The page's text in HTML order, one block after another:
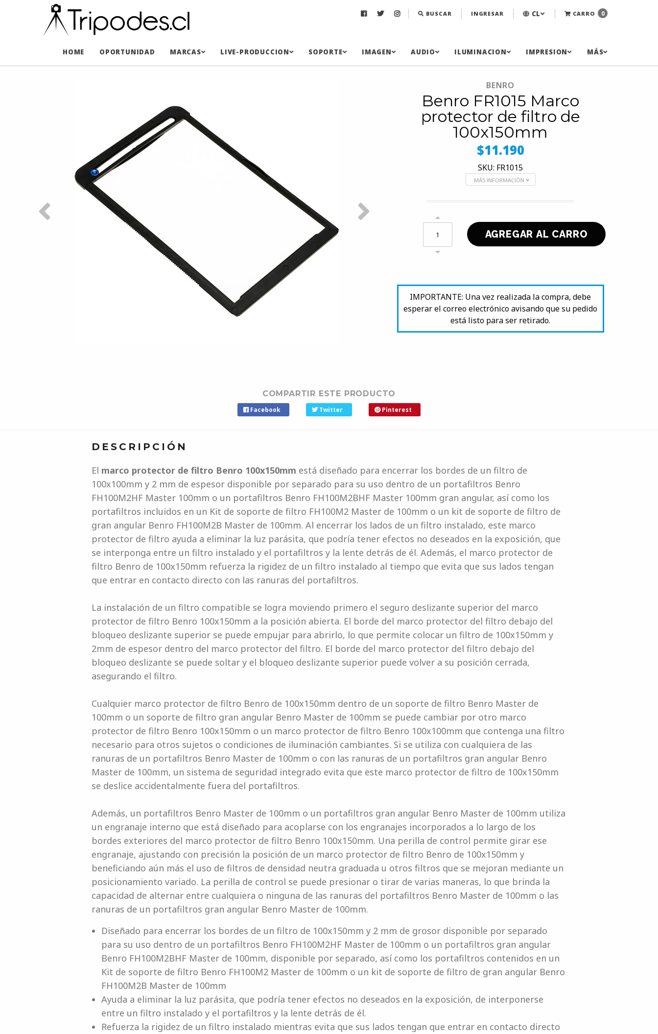
BUSCAR INGRESAR CL CARRO 0
HOME OPORTUNIDAD MARCAS LIVE-PRODUCCION SOPORTE IMAGEN AUDIO ILUMINACION IMPRESION MÁS
BENRO
Benro FR1015 Marco
protector de filtro de
100x150mm
$11.190
SKU: FR1015
MÁS INFORMACIÓN
IMPORTANTE: Una vez realizada la compra, debe
esperar el correo electrónico avisando que su pedido
está listo para ser retirado.
COMPARTIR ESTE PRODUCTO
Facebook Twitter Pinterest
DESCRIPCIÓN
El marco protector de filtro Benro 100x150mm está diseñado para encerrar los bordes de un filtro de
100x100mm y 2 mm de espesor disponible por separado para su uso dentro de un portafiltros Benro
FH100M2HF Master 100mm o un portafiltros Benro FH100M2BHF Master 100mm gran angular, así como los
portafiltros incluidos en un Kit de soporte de filtro FH100M2 Master de 100mm o un kit de soporte de filtro de
gran angular Benro FH100M2B Master de 100mm. Al encerrar los lados de un filtro instalado, este marco
protector de filtro ayuda a eliminar la luz parásita, que podría tener efectos no deseados en la exposición, que
se interponga entre un filtro instalado y el portafiltros y la lente detrás de él. Además, el marco protector de
filtro Benro de 100x150mm refuerza la rigidez de un filtro instalado al tiempo que evita que sus lados tengan
que entrar en contacto directo con las ranuras del portafiltros.
La instalación de un filtro compatible se logra moviendo primero el seguro deslizante superior del marco
protector de filtro Benro 100x150mm a la posición abierta. El borde del marco protector del filtro debajo del
bloqueo deslizante superior se puede empujar para abrirlo, lo que permite colocar un filtro de 100x150mm y
2mm de espesor dentro del marco protector del filtro. El borde del marco protector del filtro debajo del
bloqueo deslizante se puede soltar y el bloqueo deslizante superior puede volver a su posición cerrada,
asegurando el filtro.
Cualquier marco protector de filtro Benro de 100x150mm dentro de un soporte de filtro Benro Master de
100mm o un soporte de filtro gran angular Benro Master de 100mm se puede cambiar por otro marco
protector de filtro Benro 100x150mm o un marco protector de filtro Benro 100x100mm que contenga una filtro
necesario para otros sujetos o condiciones de iluminación cambiantes. Si se utiliza con cualquiera de las
ranuras de un portafiltros Benro Master de 100mm o con las ranuras de un portafiltros gran angular Benro
Master de 100mm, un sistema de seguridad integrado evita que este marco protector de filtro de 100x150mm
se deslice accidentalmente fuera del portafiltros.
Además, un portafiltros Benro Master de 100mm o un portafiltros gran angular Benro Master de 100mm utiliza
un engranaje interno que está diseñado para acoplarse con los engranajes incorporados a lo largo de los
bordes exteriores del marco protector de filtro Benro 100x150mm. Una perilla de control permite girar ese
engranaje, ajustando con precisión la posición de un marco protector de filtro Benro de 100x150mm y
beneficiando aún más el uso de filtros de densidad neutra graduada u otros filtros que se mejoran mediante un
posicionamiento variado. La perilla de control se puede presionar o tirar de varias maneras, lo que brinda la
capacidad de alternar entre cualquiera o ninguna de las ranuras del portafiltros Benro Master de 100mm o las
ranuras de un portafiltros gran angular Benro Master de 100mm.
Diseñado para encerrar los bordes de un filtro de 100x150mm y 2 mm de grosor disponible por separado
para su uso dentro de un portafiltros Benro FH100M2HF Master de 100mm o un portafiltros gran angular
Benro FH100M2BHF Master de 100mm, disponible por separado, así como los portafiltros contenidos en un
Kit de soporte de filtro Benro FH100M2 Master de 100mm o un kit de soporte de filtro de gran angular Benro
FH100M2B Master de 100mm
Ayuda a eliminar la luz parásita, que podría tener efectos no deseados en la exposición, de interponerse
entre un filtro instalado y el portafiltros y la lente detrás de él.
Refuerza la rigidez de un filtro instalado mientras evita que sus lados tengan que entrar en contacto directo